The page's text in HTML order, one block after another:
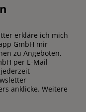
erkläre ich mich
GmbH mir
zu Angeboten,
per E-Mail
anklicke. Weitere